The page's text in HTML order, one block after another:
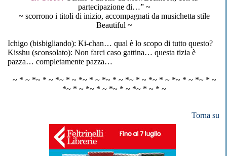
partecipazione di…” ~
~ scorrono i titoli di inizio, accompagnati da musichetta stile
Beautiful ~
Ichigo (bisbigliando): Ki-chan… qual è lo scopo di tutto questo?
Kisshu (sconsolato): Non farci caso gattina… questa tizia è
pazza… completamente pazza…
~ * ~ *~ * ~ *~ * ~ *~ * ~ *~ * ~ *~ * ~ *~ * ~ *~ * ~ *~ * ~
*~ * ~ *~ * ~ *~ * ~ *~ * ~ * ~
Torna su